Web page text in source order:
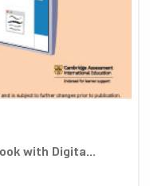
with Digita...